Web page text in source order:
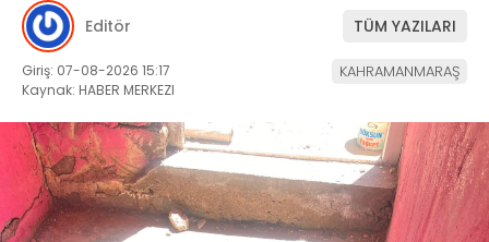
Editör TÜM YAZILARI
Giriş: 07-08-2026 15:17
Kaynak: HABER MERKEZI
KAHRAMANMARAŞ